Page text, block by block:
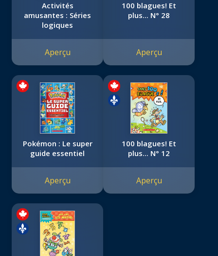
Activités
amusantes : Séries
logiques
Aperçu
100 blagues! Et
plus... N° 28
Aperçu
Pokémon : Le super
guide essentiel
Aperçu
100 blagues! Et
plus... N° 12
Aperçu